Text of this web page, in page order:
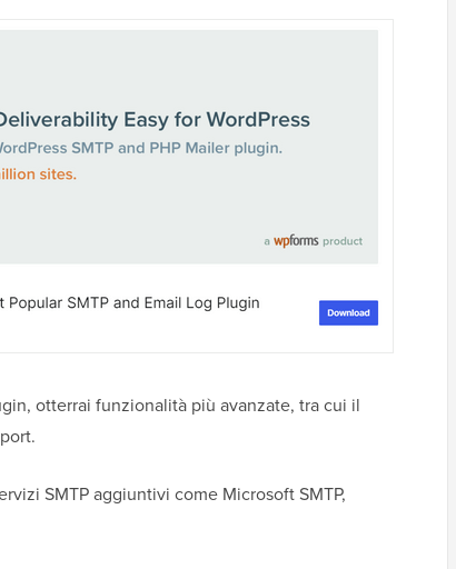
otterrai funzionalità più avanzate, tra cui il
SMTP aggiuntivi come Microsoft SMTP,